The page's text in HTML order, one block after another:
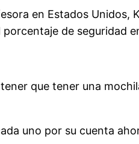
en Estados
de seguridad
que tener una
uno por su cuenta